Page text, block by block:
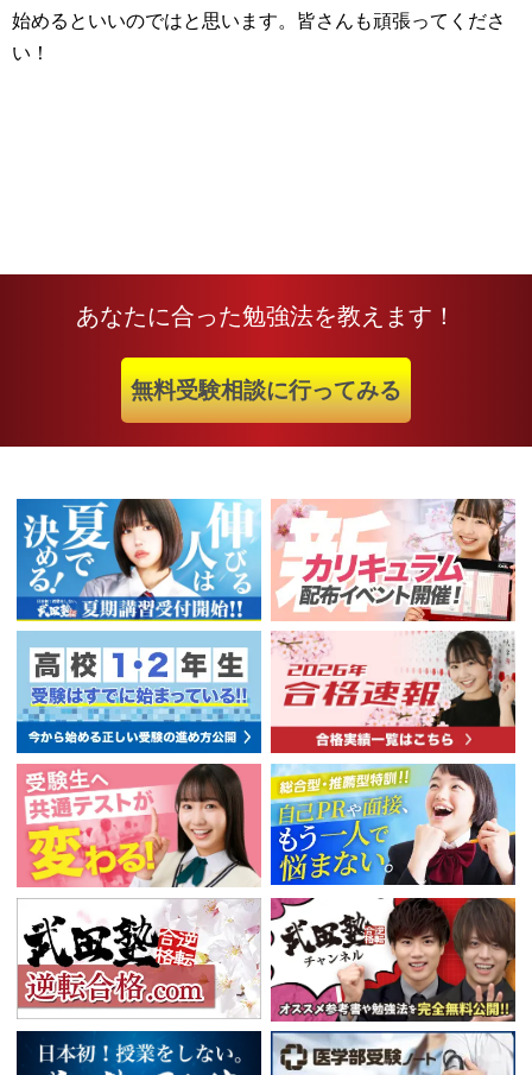
始めるといいのではと思います。皆さんも頑張ってくださ
い！
あなたに合った勉強法を教えます！
無料受験相談に行ってみる